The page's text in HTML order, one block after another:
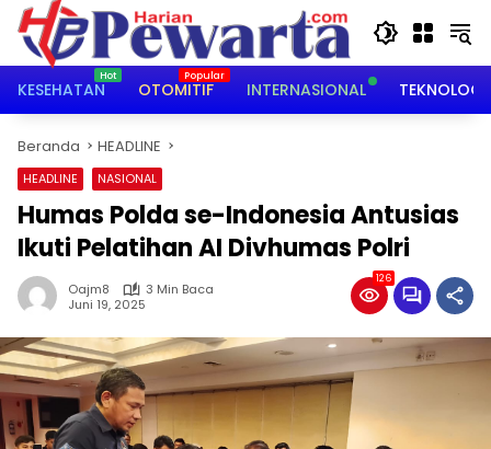
Langsung
konten
KESEHATAN
OTOMITIF INTERNASIONAL TEKNOLOGI
Beranda HEADLINE
HEADLINE NASIONAL
Humas Polda se-Indonesia Antusias
Ikuti Pelatihan AI Divhumas Polri
Oajm8
3 Min Baca
Juni 19, 2025
126